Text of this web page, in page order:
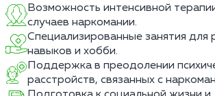
Возможность интенсивной
случаев наркомании.
Специализированные занятия для
навыков и хобби.
Поддержка в преодолении
расстройств, связанных с